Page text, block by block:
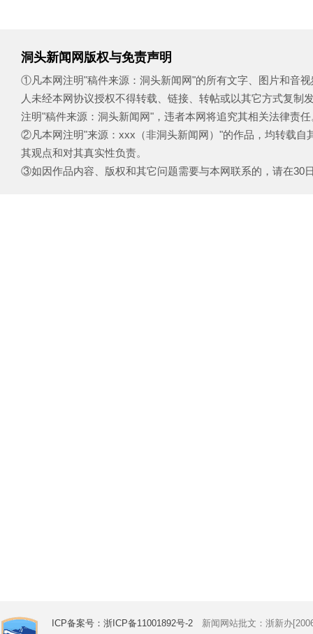
洞头新闻网版权与免责声明
①凡本网注明"稿件来源：洞头新闻网"的所有文字、图片和音
人未经本网协议授权不得转载、链接、转帖或以其它方式复
注明"稿件来源：洞头新闻网"，违者本网将追究其相关法律责任
②凡本网注明"来源：xxx（非洞头新闻网）"的作品，均转载自
其观点和对其真实性负责。
③如因作品内容、版权和其它问题需要与本网联系的，请在30
ICP备案号：浙ICP备11001892号-2 新闻网站批文：浙新办